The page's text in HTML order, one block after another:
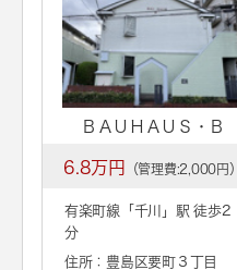
ＢＡＵＨＡＵＳ・Ｂ
6.8万円 （管理費:2,000円）
有楽町線「 千川
」駅 徒歩2
分
住所：豊島区要町３丁目